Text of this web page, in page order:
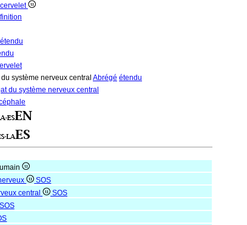
étendu
système nerveux central Abrégé étendu
du système nerveux central
SOS
central
SOS
SOS